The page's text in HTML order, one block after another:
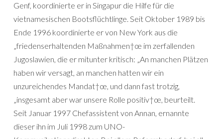
Genf, koordinierte er in Singapur die Hilfe für die
vietnamesischen Bootsflüchtlinge. Seit Oktober 1989 bis
Ende 1996 koordinierte er von New York aus die
„friedenserhaltenden Maßnahmen†œ im zerfallenden
Jugoslawien, die er mitunter kritisch: „An manchen Plätzen
haben wir versagt, an manchen hatten wir ein
unzureichendes Mandat†œ, und dann fast trotzig,
„insgesamt aber war unsere Rolle positiv†œ, beurteilt.
Seit Januar 1997 Chefassistent von Annan, ernannte
dieser ihn im Juli 1998 zum UNO-